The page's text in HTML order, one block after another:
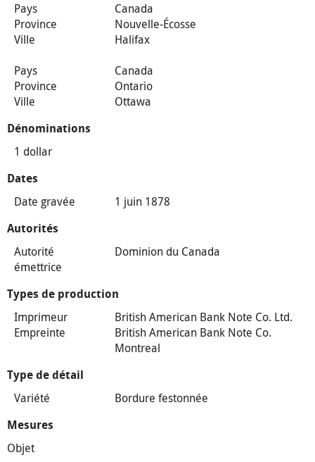
Pays
Canada
Province
Nouvelle-Écosse
Ville
Halifax
Pays
Canada
Province
Ontario
Ville
Ottawa
Dénominations
1 dollar
Dates
Date gravée 1 juin 1878
Autorités
Autorité
émettrice
Dominion du Canada
Types de production
Imprimeur
British American Bank Note Co. Ltd.
Empreinte
British American Bank Note Co.
Montreal
Type de détail
Variété Bordure festonnée
Mesures
Objet